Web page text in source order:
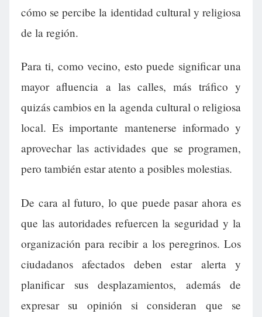
cómo se percibe la identidad cultural y religiosa
de la región.
Para ti, como vecino, esto puede significar una
mayor afluencia a las calles, más tráfico y
quizás cambios en la agenda cultural o religiosa
local. Es importante mantenerse informado y
aprovechar las actividades que se programen,
pero también estar atento a posibles molestias.
De cara al futuro, lo que puede pasar ahora es
que las autoridades refuercen la seguridad y la
organización para recibir a los peregrinos. Los
ciudadanos afectados deben estar alerta y
planificar sus desplazamientos, además de
expresar su opinión si consideran que se